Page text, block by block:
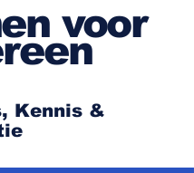
voor
Kennis &